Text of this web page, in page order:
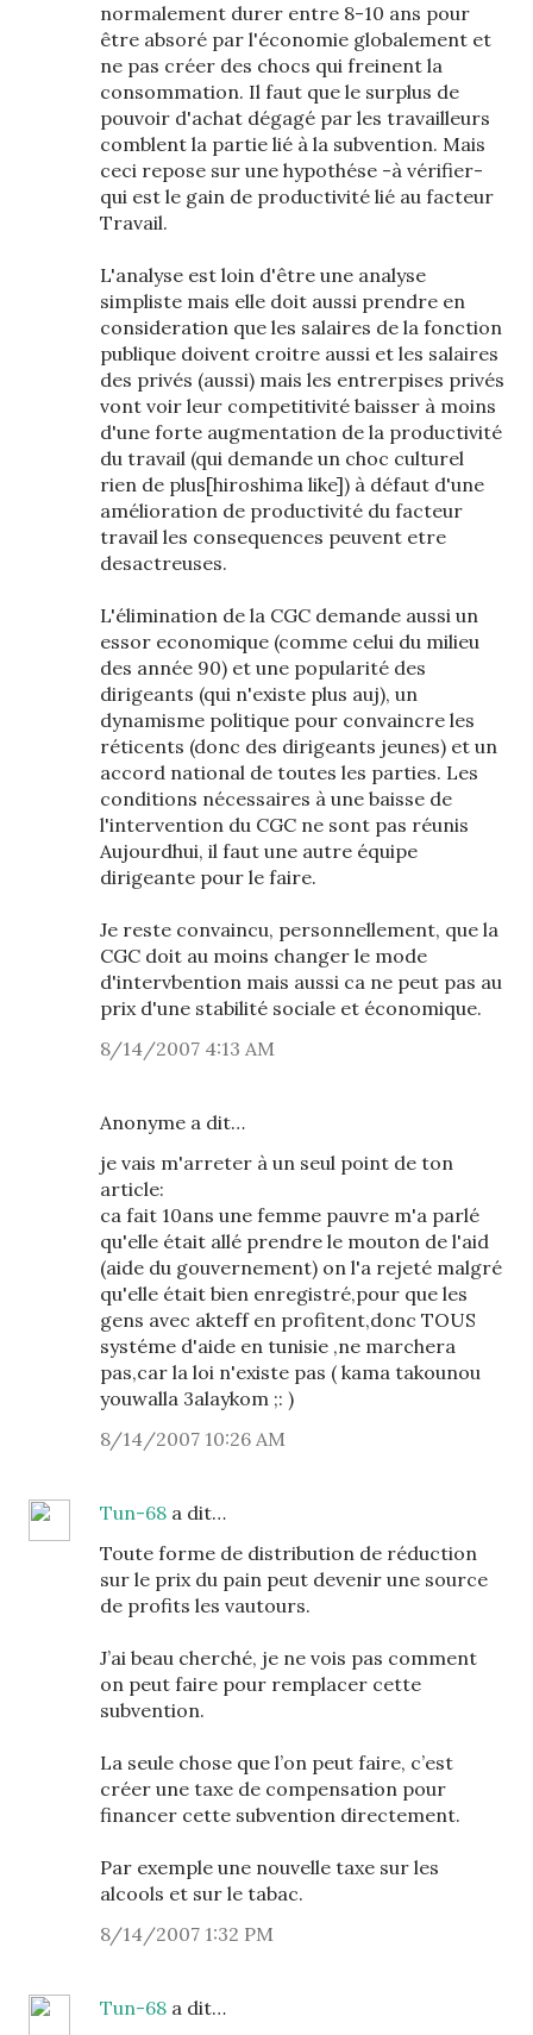
normalement durer entre 8-10 ans pour
être absoré par l'économie globalement et
ne pas créer des chocs qui freinent la
consommation. Il faut que le surplus de
pouvoir d'achat dégagé par les travailleurs
comblent la partie lié à la subvention. Mais
ceci repose sur une hypothése -à vérifier-
qui est le gain de productivité lié au facteur
Travail.
L'analyse est loin d'être une analyse
simpliste mais elle doit aussi prendre en
consideration que les salaires de la fonction
publique doivent croitre aussi et les salaires
des privés (aussi) mais les entrerpises privés
vont voir leur competitivité baisser à moins
d'une forte augmentation de la productivité
du travail (qui demande un choc culturel
rien de plus[hiroshima like]) à défaut d'une
amélioration de productivité du facteur
travail les consequences peuvent etre
desactreuses.
L'élimination de la CGC demande aussi un
essor economique (comme celui du milieu
des année 90) et une popularité des
dirigeants (qui n'existe plus auj), un
dynamisme politique pour convaincre les
réticents (donc des dirigeants jeunes) et un
accord national de toutes les parties. Les
conditions nécessaires à une baisse de
l'intervention du CGC ne sont pas réunis
Aujourdhui, il faut une autre équipe
dirigeante pour le faire.
Je reste convaincu, personnellement, que la
CGC doit au moins changer le mode
d'intervbention mais aussi ca ne peut pas au
prix d'une stabilité sociale et économique.
8/14/2007 4:13 AM
Anonyme a dit…
je vais m'arreter à un seul point de ton
article:
ca fait 10ans une femme pauvre m'a parlé
qu'elle était allé prendre le mouton de l'aid
(aide du gouvernement) on l'a rejeté malgré
qu'elle était bien enregistré,pour que les
gens avec akteff en profitent,donc TOUS
systéme d'aide en tunisie ,ne marchera
pas,car la loi n'existe pas ( kama takounou
youwalla 3alaykom ;: )
8/14/2007 10:26 AM
Tun-68 a dit…
Toute forme de distribution de réduction
sur le prix du pain peut devenir une source
de profits les vautours.
J’ai beau cherché, je ne vois pas comment
on peut faire pour remplacer cette
subvention.
La seule chose que l’on peut faire, c’est
créer une taxe de compensation pour
financer cette subvention directement.
Par exemple une nouvelle taxe sur les
alcools et sur le tabac.
8/14/2007 1:32 PM
Tun-68 a dit…